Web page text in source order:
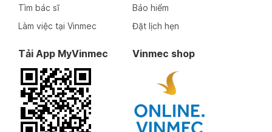
Tìm bác sĩ
Làm việc tại Vinmec
Bảo hiểm
Đặt lịch hẹn
Tải App MyVinmec Vinmec shop